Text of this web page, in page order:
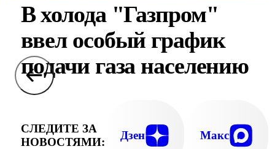
В холода "Газпром"
ввел особый график
подачи газа населению
СЛЕДИТЕ ЗА
НОВОСТЯМИ:
Дзен Макс